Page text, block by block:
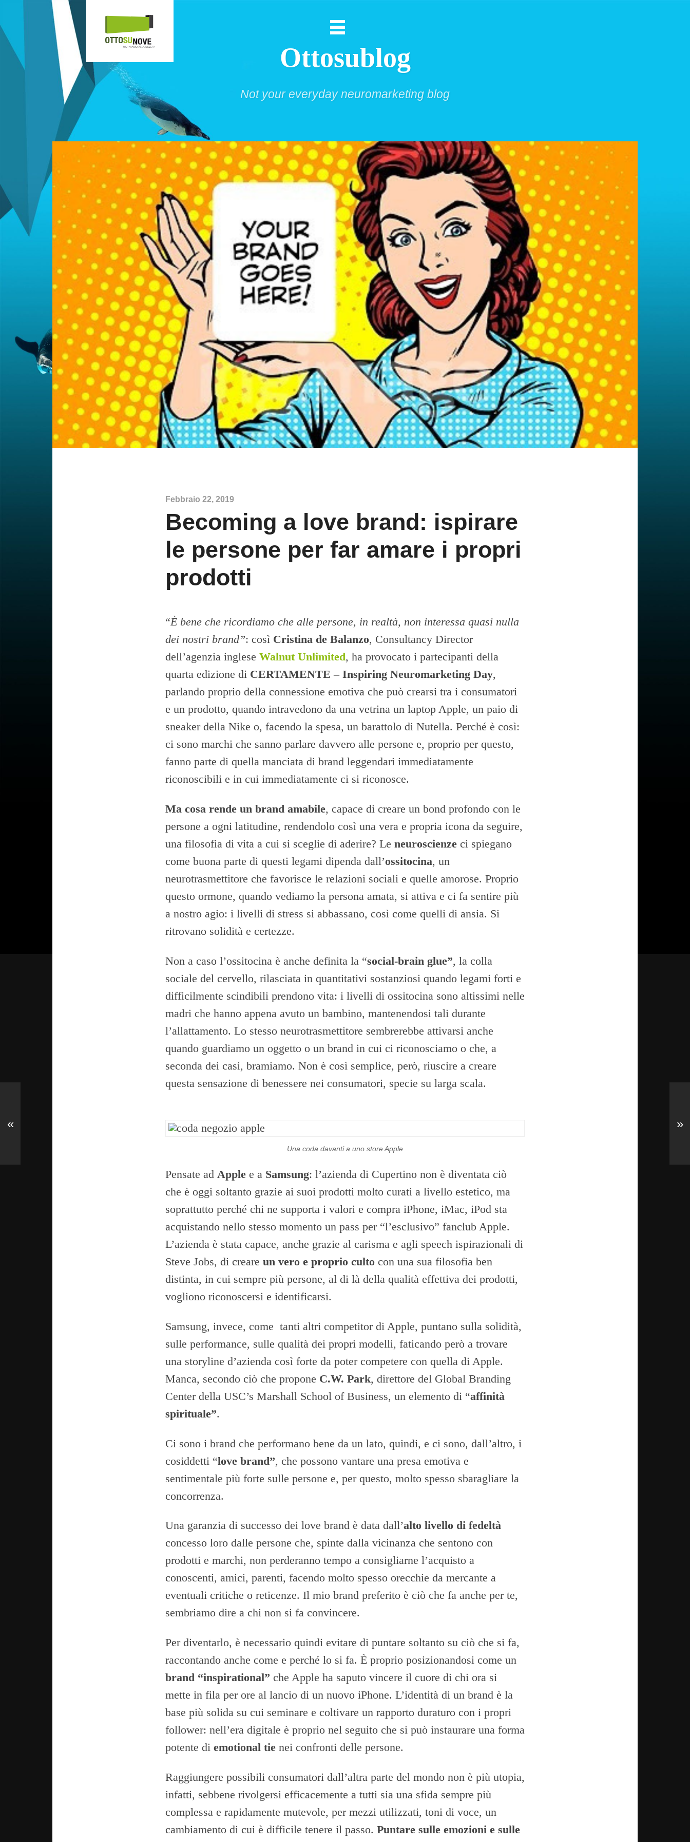
Ottosublog
Not your everyday neuromarketing blog
Febbraio 22, 2019
Becoming a love brand: ispirare
le persone per far amare i propri
prodotti
“È bene che ricordiamo che alle persone, in realtà, non interessa quasi nulla
dei nostri brand”: così Cristina de Balanzo, Consultancy Director
dell’agenzia inglese Walnut Unlimited, ha provocato i partecipanti della
quarta edizione di CERTAMENTE – Inspiring Neuromarketing Day,
parlando proprio della connessione emotiva che può crearsi tra i consumatori
e un prodotto, quando intravedono da una vetrina un laptop Apple, un paio di
sneaker della Nike o, facendo la spesa, un barattolo di Nutella. Perché è così:
ci sono marchi che sanno parlare davvero alle persone e, proprio per questo,
fanno parte di quella manciata di brand leggendari immediatamente
riconoscibili e in cui immediatamente ci si riconosce.
Ma cosa rende un brand amabile, capace di creare un bond profondo con le
persone a ogni latitudine, rendendolo così una vera e propria icona da seguire,
una filosofia di vita a cui si sceglie di aderire? Le neuroscienze ci spiegano
come buona parte di questi legami dipenda dall’ossitocina, un
neurotrasmettitore che favorisce le relazioni sociali e quelle amorose. Proprio
questo ormone, quando vediamo la persona amata, si attiva e ci fa sentire più
a nostro agio: i livelli di stress si abbassano, così come quelli di ansia. Si
ritrovano solidità e certezze.
Non a caso l’ossitocina è anche definita la “social-brain glue”, la colla
sociale del cervello, rilasciata in quantitativi sostanziosi quando legami forti e
difficilmente scindibili prendono vita: i livelli di ossitocina sono altissimi nelle
madri che hanno appena avuto un bambino, mantenendosi tali durante
l’allattamento. Lo stesso neurotrasmettitore sembrerebbe attivarsi anche
quando guardiamo un oggetto o un brand in cui ci riconosciamo o che, a
seconda dei casi, bramiamo. Non è così semplice, però, riuscire a creare
questa sensazione di benessere nei consumatori, specie su larga scala.
Una coda davanti a uno store Apple
Pensate ad Apple e a Samsung: l’azienda di Cupertino non è diventata ciò
che è oggi soltanto grazie ai suoi prodotti molto curati a livello estetico, ma
soprattutto perché chi ne supporta i valori e compra iPhone, iMac, iPod sta
acquistando nello stesso momento un pass per “l’esclusivo” fanclub Apple.
L’azienda è stata capace, anche grazie al carisma e agli speech ispirazionali di
Steve Jobs, di creare un vero e proprio culto con una sua filosofia ben
distinta, in cui sempre più persone, al di là della qualità effettiva dei prodotti,
vogliono riconoscersi e identificarsi.
Samsung, invece, come tanti altri competitor di Apple, puntano sulla solidità,
sulle performance, sulle qualità dei propri modelli, faticando però a trovare
una storyline d’azienda così forte da poter competere con quella di Apple.
Manca, secondo ciò che propone C.W. Park, direttore del Global Branding
Center della USC’s Marshall School of Business, un elemento di “affinità
spirituale”.
Ci sono i brand che performano bene da un lato, quindi, e ci sono, dall’altro, i
cosiddetti “love brand”, che possono vantare una presa emotiva e
sentimentale più forte sulle persone e, per questo, molto spesso sbaragliare la
concorrenza.
Una garanzia di successo dei love brand è data dall’alto livello di fedeltà
concesso loro dalle persone che, spinte dalla vicinanza che sentono con
prodotti e marchi, non perderanno tempo a consigliarne l’acquisto a
conoscenti, amici, parenti, facendo molto spesso orecchie da mercante a
eventuali critiche o reticenze. Il mio brand preferito è ciò che fa anche per te,
sembriamo dire a chi non si fa convincere.
Per diventarlo, è necessario quindi evitare di puntare soltanto su ciò che si fa,
raccontando anche come e perché lo si fa. È proprio posizionandosi come un
brand “inspirational” che Apple ha saputo vincere il cuore di chi ora si
mette in fila per ore al lancio di un nuovo iPhone. L’identità di un brand è la
base più solida su cui seminare e coltivare un rapporto duraturo con i propri
follower: nell’era digitale è proprio nel seguito che si può instaurare una forma
potente di emotional tie nei confronti delle persone.
Raggiungere possibili consumatori dall’altra parte del mondo non è più utopia,
infatti, sebbene rivolgersi efficacemente a tutti sia una sfida sempre più
complessa e rapidamente mutevole, per mezzi utilizzati, toni di voce, un
cambiamento di cui è difficile tenere il passo. Puntare sulle emozioni e sulle
« »